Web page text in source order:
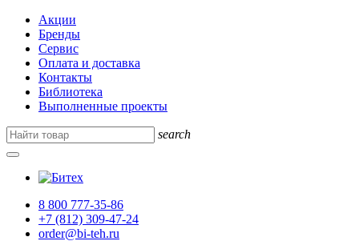
Акции
Бренды
Сервис
Оплата и доставка
Контакты
Библиотека
Выполненные проекты
search
8 800 777-35-86
+7 (812) 309-47-24
order@bi-teh.ru